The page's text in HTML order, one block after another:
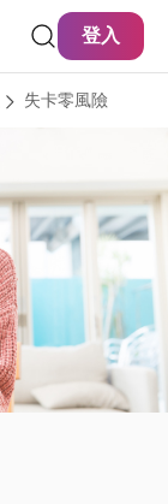
登入
失卡零風險